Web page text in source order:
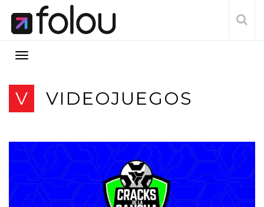
V VIDEOJUEGOS